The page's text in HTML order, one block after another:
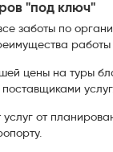
"под ключ"
заботы по
цены на туры
услуг от